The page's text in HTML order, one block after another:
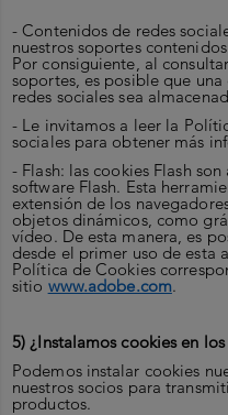
- Contenidos de redes
nuestros soportes
Por consiguiente, al
soportes, es posible que
redes sociales sea
- Le invitamos a leer la
sociales para obtener más
- Flash: las cookies Flash
software Flash. Esta
extensión de los
objetos dinámicos, como
vídeo. De esta manera, es
desde el primer uso de esta
Política de Cookies
sitio www.adobe.com.
5) ¿Instalamos cookies en
Podemos instalar cookies
nuestros socios para
productos.